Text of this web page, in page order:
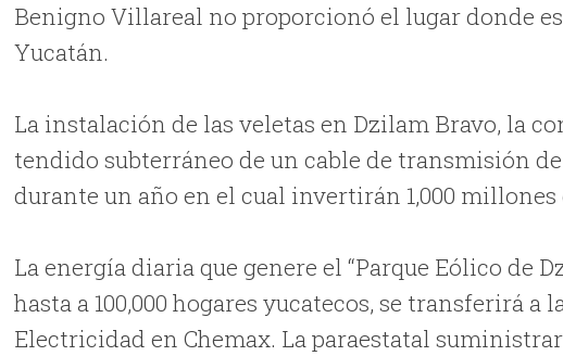
Benigno Villareal no proporcionó el lugar donde
Yucatán.
La instalación de las veletas en Dzilam Bravo, la
tendido subterráneo de un cable de transmisión
durante un año en el cual invertirán 1,000 millones
La energía diaria que genere el “Parque Eólico de
hasta a 100,000 hogares yucatecos, se transferirá
Electricidad en Chemax. La paraestatal